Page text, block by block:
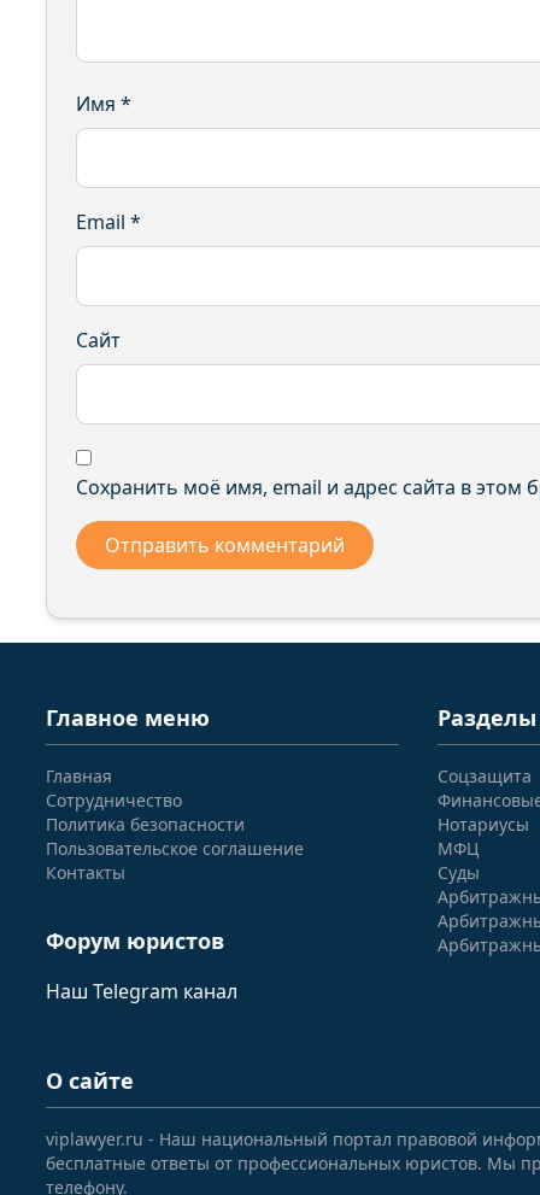
Имя *
Email *
Сайт
Сохранить моё имя, email и адрес сайта в
Главное меню
Главная
Сотрудничество
Политика безопасности
Пользовательское соглашение
Контакты
Форум юристов
Наш Telegram канал
Разделы
Соцзащита
Нотариусы
МФЦ
Суды
О сайте
viplawyer.ru - Наш национальный портал правовой
бесплатные ответы от профессиональных юристов. Мы
телефону.